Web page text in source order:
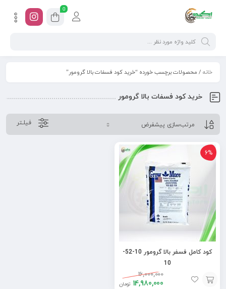
0
خانه / محصولات برچسب خورده “خرید کود فسفات بالا گرومور”
خرید کود فسفات بالا گرومور
فیلـتر
6%
کود کامل فسفر بالا گرومور 10-52-
10
16,000,000
14,980,000 تومان